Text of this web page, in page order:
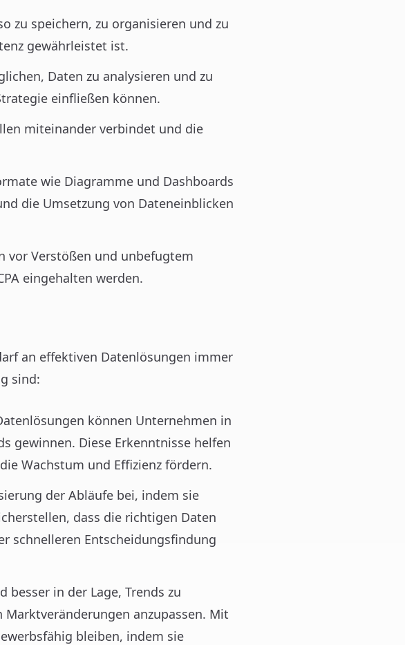
zu speichern, zu organisieren und zu
gewährleistet ist.
Daten zu analysieren und zu
einfließen können.
miteinander verbindet und die
wie Diagramme und Dashboards
die Umsetzung von Dateneinblicken
vor Verstößen und unbefugtem
eingehalten werden.
an effektiven Datenlösungen immer
sind:
können Unternehmen in
gewinnen. Diese Erkenntnisse helfen
Wachstum und Effizienz fördern.
der Abläufe bei, indem sie
dass die richtigen Daten
schnelleren Entscheidungsfindung
in der Lage, Trends zu
anzupassen. Mit
bleiben, indem sie